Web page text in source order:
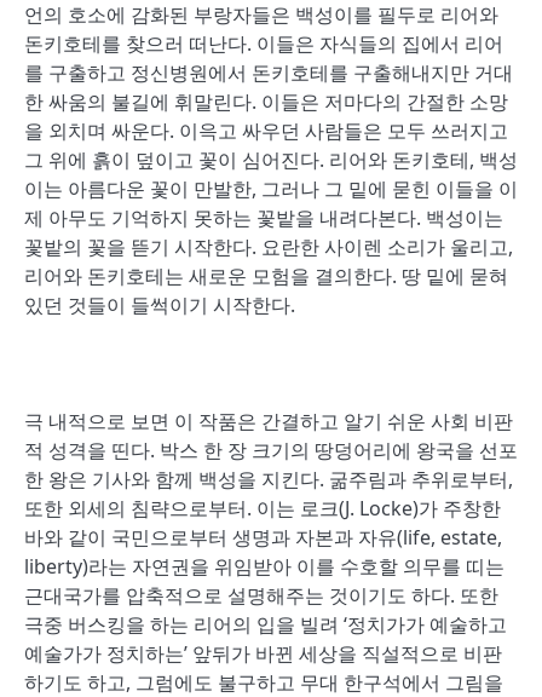
언의 호소에 감화된 부랑자들은 백성이를 필두로 리어와
돈키호테를 찾으러 떠난다. 이들은 자식들의 집에서 리어
를 구출하고 정신병원에서 돈키호테를 구출해내지만 거대
한 싸움의 불길에 휘말린다. 이들은 저마다의 간절한 소망
을 외치며 싸운다. 이윽고 싸우던 사람들은 모두 쓰러지고
그 위에 흙이 덮이고 꽃이 심어진다. 리어와 돈키호테, 백성
이는 아름다운 꽃이 만발한, 그러나 그 밑에 묻힌 이들을 이
제 아무도 기억하지 못하는 꽃밭을 내려다본다. 백성이는
꽃밭의 꽃을 뜯기 시작한다. 요란한 사이렌 소리가 울리고,
리어와 돈키호테는 새로운 모험을 결의한다. 땅 밑에 묻혀
있던 것들이 들썩이기 시작한다.
극 내적으로 보면 이 작품은 간결하고 알기 쉬운 사회 비판
적 성격을 띤다. 박스 한 장 크기의 땅덩어리에 왕국을 선포
한 왕은 기사와 함께 백성을 지킨다. 굶주림과 추위로부터,
또한 외세의 침략으로부터. 이는 로크(J. Locke)가 주창한
바와 같이 국민으로부터 생명과 자본과 자유(life, estate,
liberty)라는 자연권을 위임받아 이를 수호할 의무를 띠는
근대국가를 압축적으로 설명해주는 것이기도 하다. 또한
극중 버스킹을 하는 리어의 입을 빌려 ‘정치가가 예술하고
예술가가 정치하는’ 앞뒤가 바뀐 세상을 직설적으로 비판
하기도 하고, 그럼에도 불구하고 무대 한구석에서 그림을